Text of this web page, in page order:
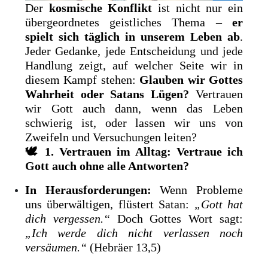
Der kosmische Konflikt ist nicht nur ein
übergeordnetes geistliches Thema – er
spielt sich täglich in unserem Leben ab.
Jeder Gedanke, jede Entscheidung und jede
Handlung zeigt, auf welcher Seite wir in
diesem Kampf stehen: Glauben wir Gottes
Wahrheit oder Satans Lügen? Vertrauen
wir Gott auch dann, wenn das Leben
schwierig ist, oder lassen wir uns von
Zweifeln und Versuchungen leiten?
🕊 1. Vertrauen im Alltag: Vertraue ich
Gott auch ohne alle Antworten?
In Herausforderungen: Wenn Probleme
uns überwältigen, flüstert Satan: „Gott hat
dich vergessen.“ Doch Gottes Wort sagt:
„Ich werde dich nicht verlassen noch
versäumen.“ (Hebräer 13,5)